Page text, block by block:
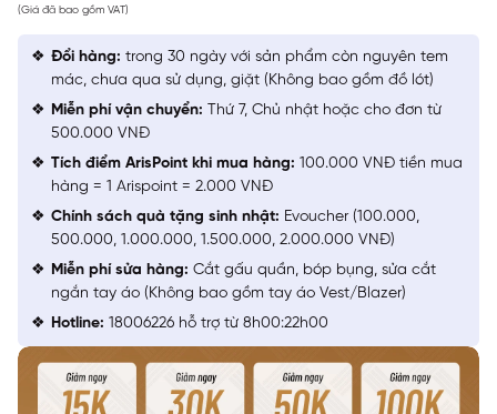
(Giá đã bao gồm VAT)
Đổi hàng: trong 30 ngày với sản phẩm còn nguyên tem
mác, chưa qua sử dụng, giặt (Không bao gồm đồ lót)
Miễn phí vận chuyển: Thứ 7, Chủ nhật hoặc cho đơn từ
500.000 VNĐ
Tích điểm ArisPoint khi mua hàng: 100.000 VNĐ tiền mua
hàng = 1 Arispoint = 2.000 VNĐ
Chính sách quà tặng sinh nhật: Evoucher (100.000,
500.000, 1.000.000, 1.500.000, 2.000.000 VNĐ)
Miễn phí sửa hàng: Cắt gấu quần, bóp bụng, sửa cắt
ngắn tay áo (Không bao gồm tay áo Vest/Blazer)
Hotline: 18006226 hỗ trợ từ 8h00:22h00